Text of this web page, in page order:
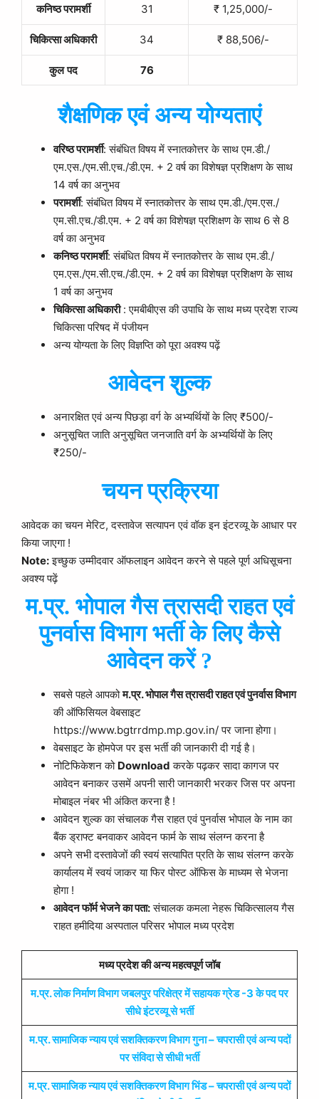
कनिष्ठ परामर्शी 31 ₹ 1,25,000/-
चिकित्सा अधिकारी 34 ₹ 88,506/-
कुल पद 76
शैक्षणिक एवं अन्य योग्यताएं
वरिष्ठ परामर्शी: संबंधित विषय में स्नातकोत्तर के साथ एम.डी./
एम.एस./एम.सी.एच./डी.एम. + 2 वर्ष का विशेषज्ञ प्रशिक्षण के साथ
14 वर्ष का अनुभव
परामर्शी: संबंधित विषय में स्नातकोत्तर के साथ एम.डी./एम.एस./
एम.सी.एच./डी.एम. + 2 वर्ष का विशेषज्ञ प्रशिक्षण के साथ 6 से 8
वर्ष का अनुभव
कनिष्ठ परामर्शी: संबंधित विषय में स्नातकोत्तर के साथ एम.डी./
एम.एस./एम.सी.एच./डी.एम. + 2 वर्ष का विशेषज्ञ प्रशिक्षण के साथ
1 वर्ष का अनुभव
चिकित्सा अधिकारी: एमबीबीएस की उपाधि के साथ मध्य प्रदेश राज्य
चिकित्सा परिषद में पंजीयन
अन्य योग्यता के लिए विज्ञप्ति को पूरा अवश्य पढ़ें
आवेदन शुल्क
अनारक्षित एवं अन्य पिछड़ा वर्ग के अभ्यर्थियों के लिए ₹500/-
अनुसूचित जाति अनुसूचित जनजाति वर्ग के अभ्यर्थियों के लिए
₹250/-
चयन प्रक्रिया
आवेदक का चयन मेरिट, दस्तावेज सत्यापन एवं वॉक इन इंटरव्यू के आधार पर
किया जाएगा !
Note:इच्छुक उम्मीदवार ऑफलाइन आवेदन करने से पहले पूर्ण अधिसूचना
अवश्य पढ़ें
म.प्र. भोपाल गैस त्रासदी राहत एवं
पुनर्वास विभाग भर्ती के लिए कैसे
आवेदन करें ?
सबसे पहले आपकोम.प्र.भोपाल गैस त्रासदी राहत एवं पुनर्वास विभाग
की ऑफिसियल वेबसाइट
https://www.bgtrrdmp.mp.gov.in/ पर जाना होगा।
वेबसाइट के होमपेज पर इस भर्ती की जानकारी दी गई है।
नोटिफिकेशन को Download करके पढ़कर सादा कागज पर
आवेदन बनाकर उसमें अपनी सारी जानकारी भरकर जिस पर अपना
मोबाइल नंबर भी अंकित करना है !
आवेदन शुल्क का संचालक गैस राहत एवं पुनर्वास भोपाल के नाम का
बैंक ड्राफ्ट बनवाकर आवेदन फार्म के साथ संलग्न करना है
अपने सभी दस्तावेजों की स्वयं सत्यापित प्रति के साथ संलग्न करके
कार्यालय में स्वयं जाकर या फिर पोस्ट ऑफिस के माध्यम से भेजना
होगा !
आवेदन फॉर्म भेजने का पता:संचालक कमला नेहरू चिकित्सालय गैस
राहत हमीदिया अस्पताल परिसर भोपाल मध्य प्रदेश
मध्य प्रदेश की अन्य महत्वपूर्ण जॉब
म.प्र. लोक निर्माण विभाग जबलपुर परिक्षेत्र में सहायक ग्रेड -3 के पद पर
सीधे इंटरव्यू से भर्ती
म.प्र. सामाजिक न्याय एवं सशक्तिकरण विभाग गुना – चपरासी एवं अन्य पदों
पर संविदा से सीधी भर्ती
म.प्र. सामाजिक न्याय एवं सशक्तिकरण विभाग भिंड – चपरासी एवं अन्य पदों